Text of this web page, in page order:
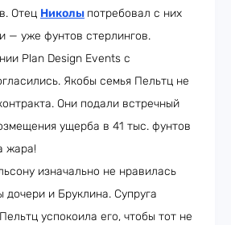
Отец Николы потребовал с них
— уже фунтов стерлингов.
Plan Design Events с
Якобы семья Пельтц не
Они подали встречный
ущерба в 41 тыс. фунтов
жара!
изначально не нравилась
дочери и Бруклина. Супруга
успокоила его, чтобы тот не